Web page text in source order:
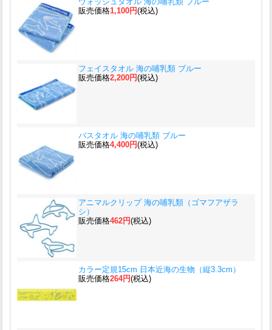
販売価格1,100円(税込)
フェイスタオル 海の哺乳類 ブルー
販売価格2,200円(税込)
バスタオル 海の哺乳類 ブルー
販売価格4,400円(税込)
アニマルクリップ 海の哺乳類（ゴマフアザラ
シ）
販売価格462円(税込)
カラー定規15cm 日本近海の生物（縦3.3cm）
販売価格264円(税込)